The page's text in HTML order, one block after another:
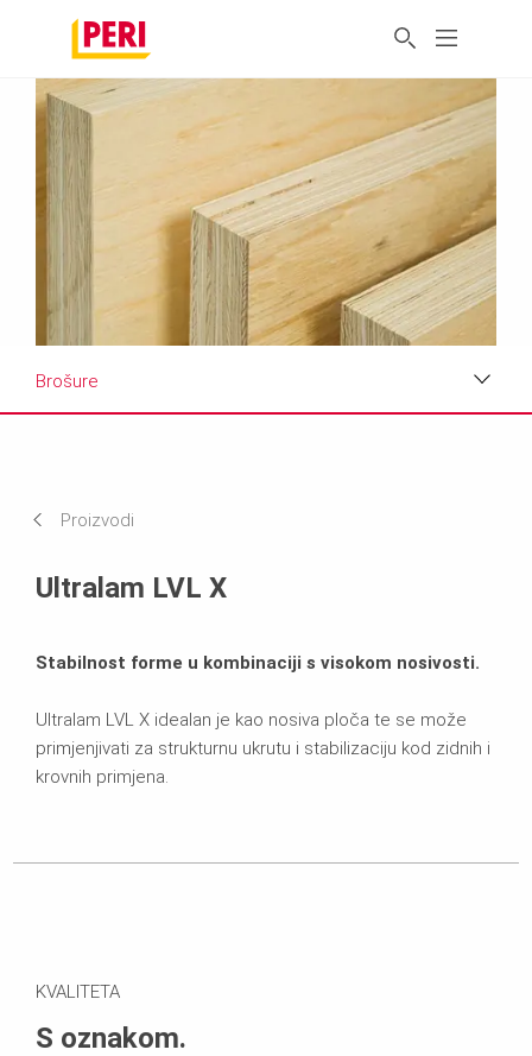
Brošure
Proizvodi
Ultralam LVL X
Stabilnost forme u kombinaciji s visokom nosivosti.
Ultralam LVL X idealan je kao nosiva ploča te se može
primjenjivati za strukturnu ukrutu i stabilizaciju kod zidnih i
krovnih primjena.
KVALITETA
S oznakom.